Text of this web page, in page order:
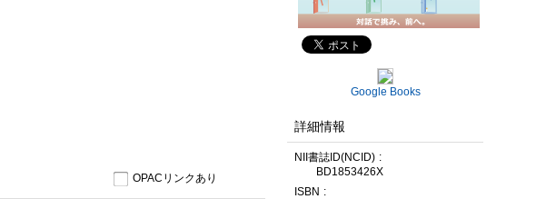
OPACリンクあり
Google Books
詳細情報
NII書誌ID(NCID)
BD1853426X
ISBN